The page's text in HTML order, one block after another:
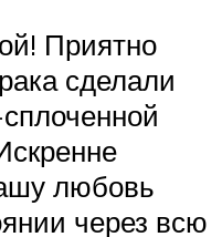
Приятно
сделали
любовь
через всю